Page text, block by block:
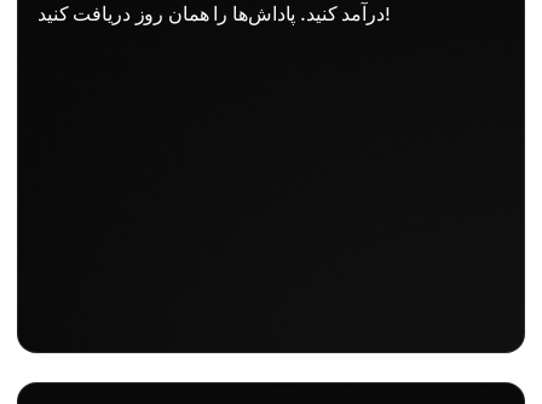
درآمد کنید. پاداش‌ها را همان روز دریافت کنید!